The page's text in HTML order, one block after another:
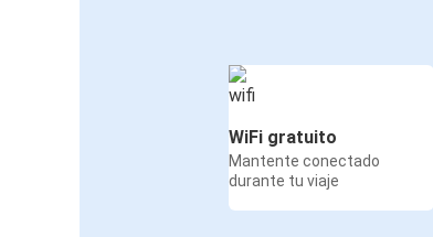
WiFi gratuito
Mantente conectado
durante tu viaje